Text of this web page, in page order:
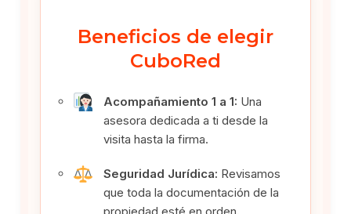
Beneficios de elegir
CuboRed
Acompañamiento 1 a 1: Una
asesora dedicada a ti desde la
visita hasta la firma.
Seguridad Jurídica: Revisamos
que toda la documentación de la
propiedad esté en orden.